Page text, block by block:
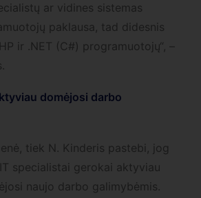
ar vidines sistemas
paklausa, tad didesnis
ir .NET (C#) programuotojų“, –
domėjosi darbo
tiek N. Kinderis pastebi, jog
specialistai gerokai aktyviau
naujo darbo galimybėmis.